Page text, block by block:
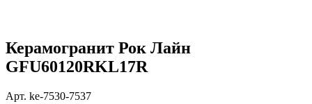
Керамогранит Рок Лайн
GFU60120RKL17R
Арт. ke-7530-7537